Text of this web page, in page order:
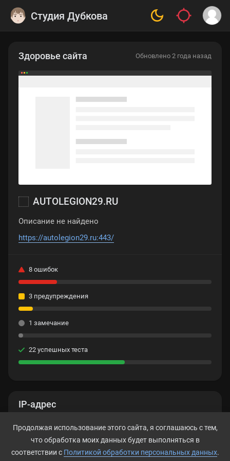
Студия Дубкова
IP-адрес
Нет данных
Здоровье сайта Обновлено 2 года назад
AUTOLEGION29.RU
Описание не найдено
https://autolegion29.ru:443/
8 ошибок
3 предупреждения
1 замечание
22 успешных теста
Продолжая использование этого сайта, я соглашаюсь с тем,
что обработка моих данных будет выполняться в
соответствии с Политикой обработки персональных данных.